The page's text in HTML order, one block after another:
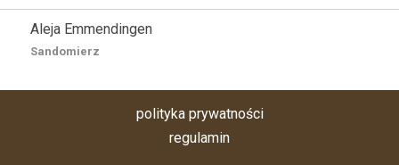
Aleja Emmendingen
Sandomierz
polityka prywatności
regulamin